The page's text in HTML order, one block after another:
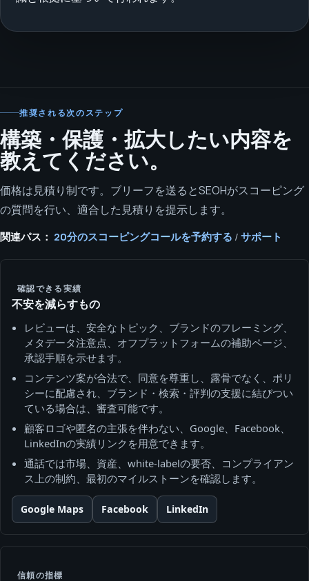
推奨される次のステップ
構築・保護・拡大したい内容を
教えてください。
価格は見積り制です。ブリーフを送るとSEOHがスコーピング
の質問を行い、適合した見積りを提示します。
関連パス： 20分のスコーピングコールを予約する / サポート
確認できる実績
不安を減らすもの
レビューは、安全なトピック、ブランドのフレーミング、
メタデータ注意点、オフプラットフォームの補助ページ、
承認手順を示せます。
コンテンツ案が合法で、同意を尊重し、露骨でなく、ポリ
シーに配慮され、ブランド・検索・評判の支援に結びつい
ている場合は、審査可能です。
顧客ロゴや匿名の主張を伴わない、Google、Facebook、
LinkedInの実績リンクを用意できます。
通話では市場、資産、white-labelの要否、コンプライアン
ス上の制約、最初のマイルストーンを確認します。
Google Maps Facebook LinkedIn
信頼の指標